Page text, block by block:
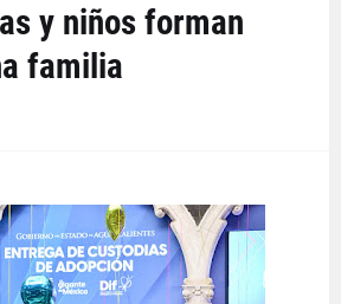
y niños forman
familia